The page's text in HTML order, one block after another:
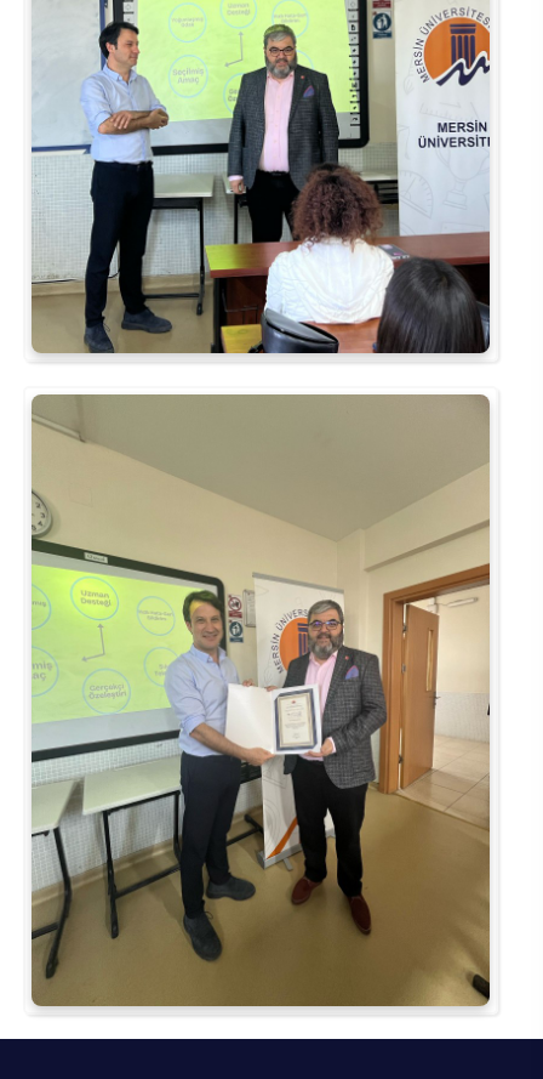
Restorasyon ve Koruma Merkezi
Sürdürülebilir Çevre Uygulama ve Araştırma Merkezi
Sürekli Eğitim Uygulama ve Araştırma Merkezi
Turizm Uygulama ve Araştırma Merkezi
Türkçe Öğretimi Uygulama ve Araştırma Merkezi
Uzaktan Eğitim Uygulama ve Araştırma Merkezi
Yörük Kültürü Uygulama ve Araştırma Merkezi